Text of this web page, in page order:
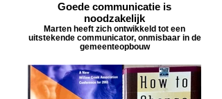
Goede communicatie is
noodzakelijk
Marten heeft zich ontwikkeld tot een
uitstekende communicator, onmisbaar in de
gemeenteopbouw